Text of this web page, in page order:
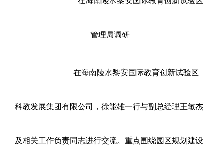
管理局调研
在海南陵水黎安国际教育创新试验区
科教发展集团有限公司，徐能雄一行与副总经理王敏杰
及相关工作负责同志进行交流。重点围绕园区规划建设